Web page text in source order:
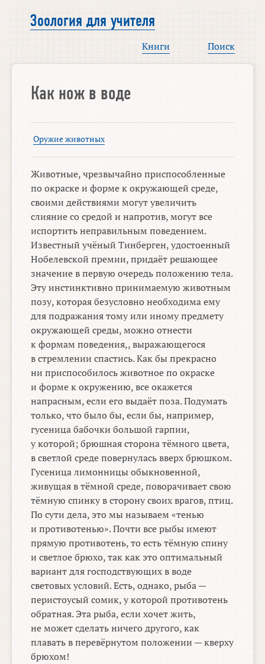
Зоология для учителя
Книги Поиск
Как нож в воде
Оружие животных
Животные, чрезвычайно приспособленные
по окраске и форме к окружающей среде,
своими действиями могут увеличить
слияние со средой и напротив, могут все
испортить неправильным поведением.
Известный учёный Тинберген, удостоенный
Нобелевской премии, придаёт решающее
значение в первую очередь положению тела.
Эту инстинктивно принимаемую животным
позу, которая безусловно необходима ему
для подражания тому или иному предмету
окружающей среды, можно отнести
к формам поведения,, выражающегося
в стремлении спастись. Как бы прекрасно
ни приспособилось животное по окраске
и форме к окружению, все окажется
напрасным, если его выдаёт поза. Подумать
только, что было бы, если бы, например,
гусеница бабочки большой гарпии,
у которой; брюшная сторона тёмного цвета,
в светлой среде повернулась вверх брюшком.
Гусеница лимонницы обыкновенной,
живущая в тёмной среде, поворачивает свою
тёмную спинку в сторону своих врагов, птиц.
По сути дела, это мы называем «тенью
и противотенью». Почти все рыбы имеют
прямую противотень, то есть тёмную спину
и светлое брюхо, так как это оптимальный
вариант для господствующих в воде
световых условий. Есть, однако, рыба —
перистоусый сомик, у которой противотень
обратная. Эта рыба, если хочет жить,
не может сделать ничего другого, как
плавать в перевёрнутом положении — кверху
брюхом!